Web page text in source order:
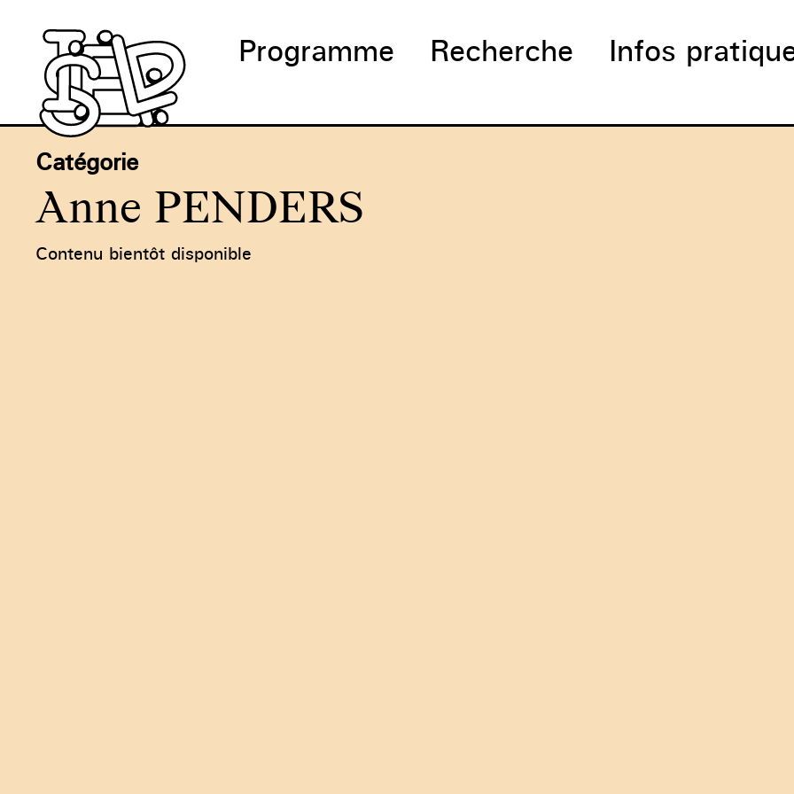
Programme Recherche Infos
Catégorie
Anne PENDERS
Contenu bientôt disponible